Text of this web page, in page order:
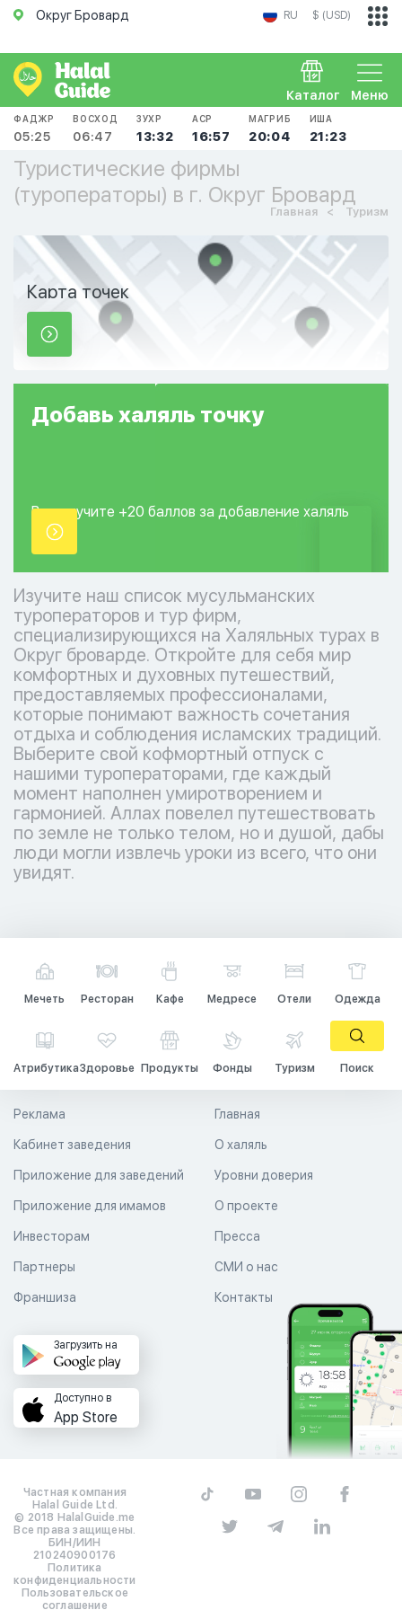
Округ Бровард RU $ (USD)
Меню
Каталог
ФАДЖР
05:25
ВОСХОД
06:47
ЗУХР
13:32
АСР
16:57
МАГРИБ
20:04
ИША
21:23
Туристические фирмы
(туроператоры) в г. Округ Бровард
Главная Туризм
Карта точек
Добавь халяль точку
Вы получите +20 баллов за добавление халяль
точки.
Изучите наш список мусульманских
туроператоров и тур фирм,
специализирующихся на Халяльных турах в
Округ броварде. Откройте для себя мир
комфортных и духовных путешествий,
предоставляемых профессионалами,
которые понимают важность сочетания
отдыха и соблюдения исламских традиций.
Выберите свой кофмортный отпуск с
нашими туроператорами, где каждый
момент наполнен умиротворением и
гармонией. Аллах повелел путешествовать
по земле не только телом, но и душой, дабы
люди могли извлечь уроки из всего, что они
увидят.
Мечеть Ресторан Кафе Медресе Отели Одежда
АтрибутикаЗдоровье Продукты Фонды Туризм Поиск
Главная
О халяль
Уровни доверия
Реклама
Кабинет заведения
Приложение для заведений
Приложение для имамов О проекте
Пресса
СМИ о нас
Контакты
Инвесторам
Партнеры
Франшиза
Загрузить на
Доступно в
App Store
Частная компания
Halal Guide Ltd.
© 2018 HalalGuide.me
Все права защищены.
БИН/ИИН
210240900176
Политика
конфиденциальности
Пользовательское
соглашение